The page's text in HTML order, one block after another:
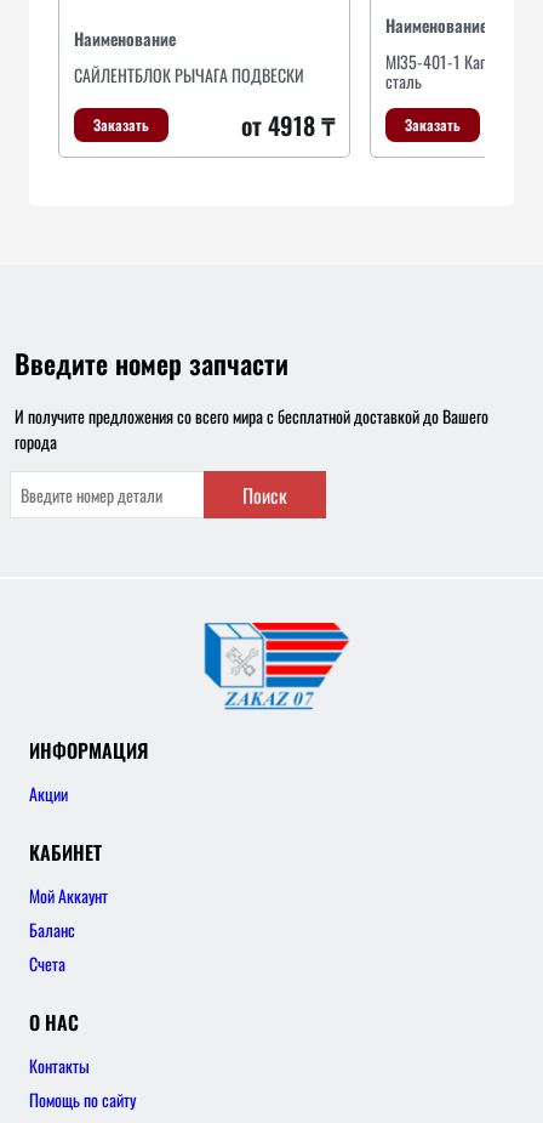
Наименование
САЙЛЕНТБЛОК РЫЧАГА ПОДВЕСКИ
Заказать от 4918 ₸
Наименование
MI35-401-1 Капот->15-
сталь
Заказать
Введите номер запчасти
И получите предложения со всего мира с бесплатной доставкой до Вашего
города
Поиск
ИНФОРМАЦИЯ
Акции
КАБИНЕТ
Мой Аккаунт
Баланс
Счета
О НАС
Контакты
Помощь по сайту